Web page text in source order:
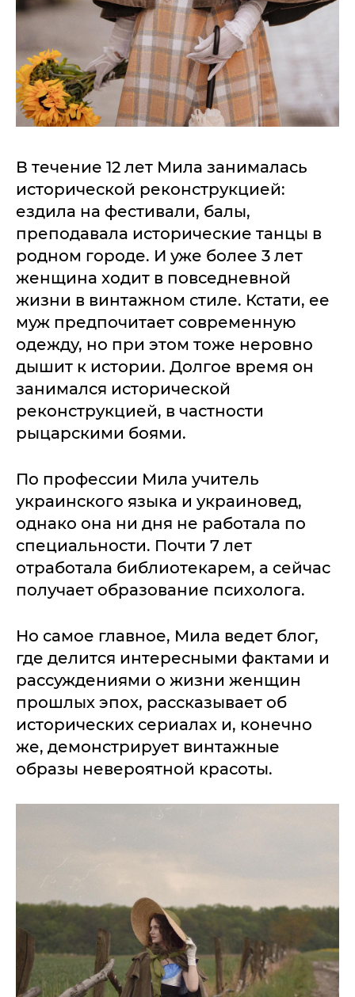
В течение 12 лет Мила занималась
исторической реконструкцией:
ездила на фестивали, балы,
преподавала исторические танцы в
родном городе. И уже более 3 лет
женщина ходит в повседневной
жизни в винтажном стиле. Кстати, ее
муж предпочитает современную
одежду, но при этом тоже неровно
дышит к истории. Долгое время он
занимался исторической
реконструкцией, в частности
рыцарскими боями.
По профессии Мила учитель
украинского языка и украиновед,
однако она ни дня не работала по
специальности. Почти 7 лет
отработала библиотекарем, а сейчас
получает образование психолога.
Но самое главное, Мила ведет блог,
где делится интересными фактами и
рассуждениями о жизни женщин
прошлых эпох, рассказывает об
исторических сериалах и, конечно
же, демонстрирует винтажные
образы невероятной красоты.